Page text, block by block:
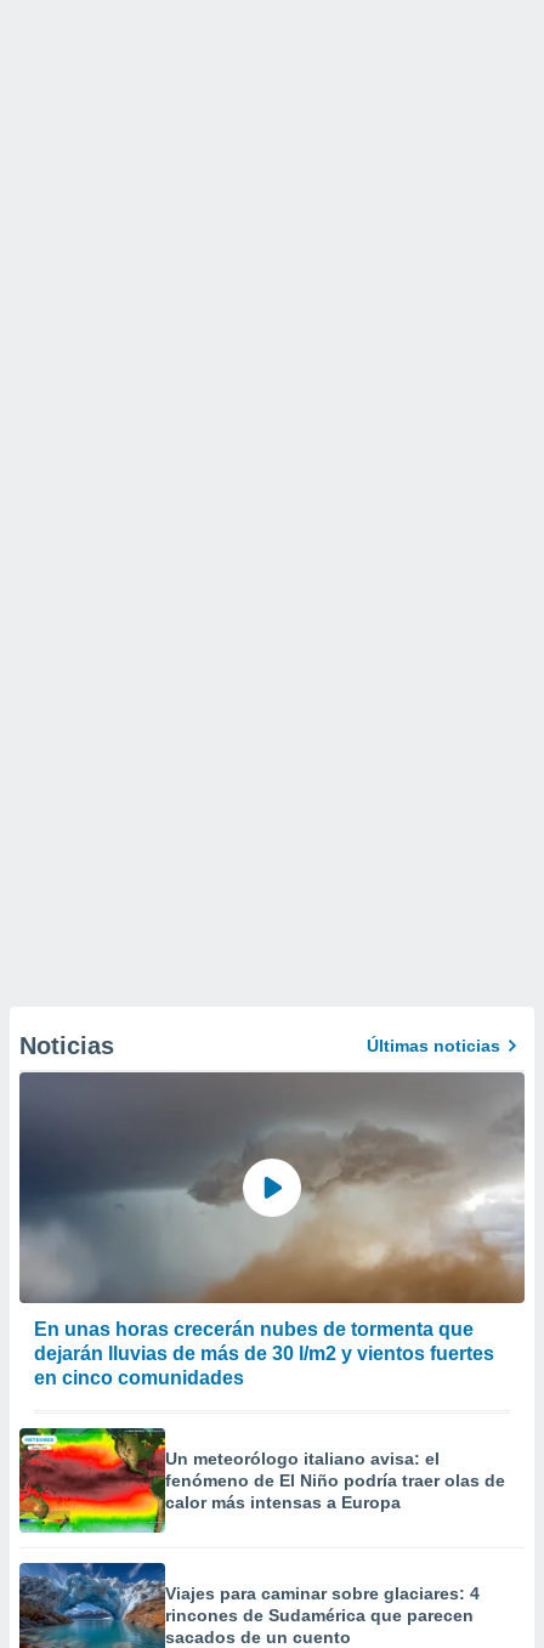
Noticias Últimas noticias
En unas horas crecerán nubes de tormenta que
dejarán lluvias de más de 30 l/m2 y vientos fuertes
en cinco comunidades
Un meteorólogo italiano avisa: el
fenómeno de El Niño podría traer olas de
calor más intensas a Europa
Viajes para caminar sobre glaciares: 4
rincones de Sudamérica que parecen
sacados de un cuento